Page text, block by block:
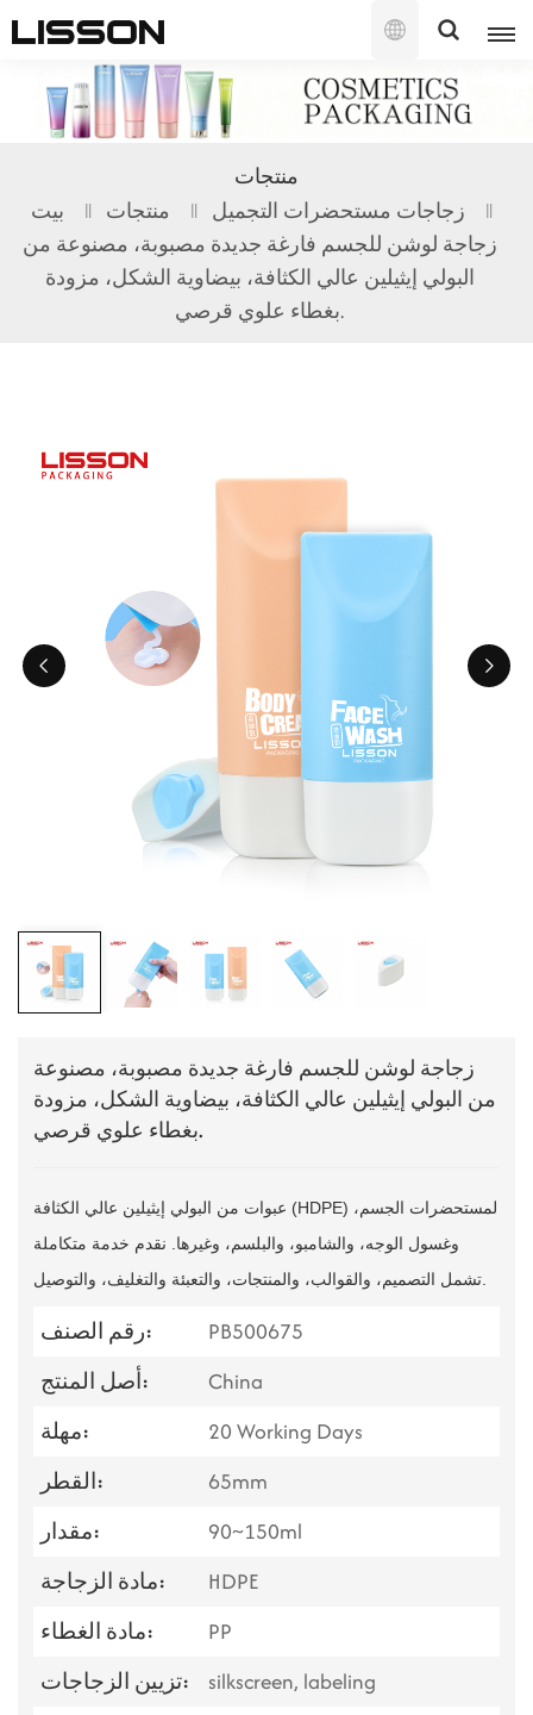
العربية
English
français
русский
español
منتجات
بيت منتجات
زجاجات مستحضرات التجميل
زجاجة لوشن للجسم فارغة جديدة مصبوبة، مصنوعة من
البولي إيثيلين عالي الكثافة، بيضاوية الشكل، مزودة
بغطاء علوي قرصي.
زجاجة لوشن للجسم فارغة جديدة مصبوبة، مصنوعة
من البولي إيثيلين عالي الكثافة، بيضاوية الشكل، مزودة
بغطاء علوي قرصي.
عبوات من البولي إيثيلين عالي الكثافة (HDPE) لمستحضرات الجسم،
وغسول الوجه، والشامبو، والبلسم، وغيرها. نقدم خدمة متكاملة
تشمل التصميم، والقوالب، والمنتجات، والتعبئة والتغليف، والتوصيل.
رقم الصنف:
PB500675
أصل المنتج:
China
مهلة:
20 Working Days
القطر:
65mm
مقدار:
90~150ml
مادة الزجاجة:
HDPE
مادة الغطاء:
PP
تزيين الزجاجات:
silkscreen, labeling